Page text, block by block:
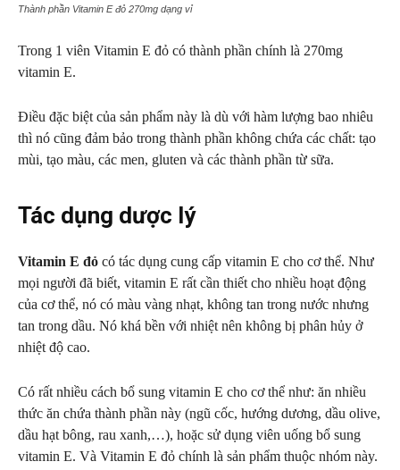
Thành phần Vitamin E đỏ 270mg dạng vỉ
Trong 1 viên Vitamin E đỏ có thành phần chính là 270mg
vitamin E.
Điều đặc biệt của sản phẩm này là dù với hàm lượng bao nhiêu
thì nó cũng đảm bảo trong thành phần không chứa các chất: tạo
mùi, tạo màu, các men, gluten và các thành phần từ sữa.
Tác dụng dược lý
Vitamin E đỏ có tác dụng cung cấp vitamin E cho cơ thể. Như
mọi người đã biết, vitamin E rất cần thiết cho nhiều hoạt động
của cơ thể, nó có màu vàng nhạt, không tan trong nước nhưng
tan trong dầu. Nó khá bền với nhiệt nên không bị phân hủy ở
nhiệt độ cao.
Có rất nhiều cách bổ sung vitamin E cho cơ thể như: ăn nhiều
thức ăn chứa thành phần này (ngũ cốc, hướng dương, dầu olive,
dầu hạt bông, rau xanh,…), hoặc sử dụng viên uống bổ sung
vitamin E. Và Vitamin E đỏ chính là sản phẩm thuộc nhóm này.